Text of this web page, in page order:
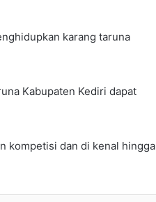
karang taruna
Kabupaten Kediri dapat
kompetisi dan di kenal hingga